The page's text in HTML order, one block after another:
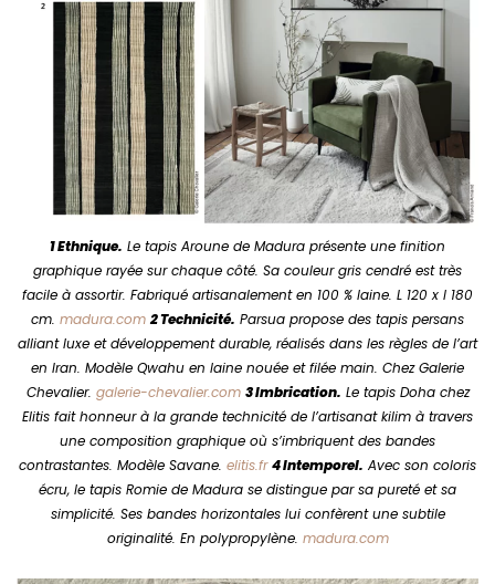
1 Ethnique. Le tapis Aroune de Madura présente une finition
graphique rayée sur chaque côté. Sa couleur gris cendré est très
facile à assortir. Fabriqué artisanalement en 100 % laine. L 120 x l 180
cm. madura.com 2 Technicité. Parsua propose des tapis persans
alliant luxe et développement durable, réalisés dans les règles de l’art
en Iran. Modèle Qwahu en laine nouée et filée main. Chez Galerie
Chevalier. galerie-chevalier.com 3 Imbrication. Le tapis Doha chez
Elitis fait honneur à la grande technicité de l’artisanat kilim à travers
une composition graphique où s’imbriquent des bandes
contrastantes. Modèle Savane. elitis.fr 4 Intemporel. Avec son coloris
écru, le tapis Romie de Madura se distingue par sa pureté et sa
simplicité. Ses bandes horizontales lui confèrent une subtile
originalité. En polypropylène. madura.com